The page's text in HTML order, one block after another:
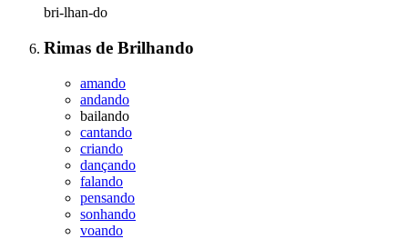
bri-lhan-do
Rimas de Brilhando
amando
andando
bailando
cantando
criando
dançando
falando
pensando
sonhando
voando